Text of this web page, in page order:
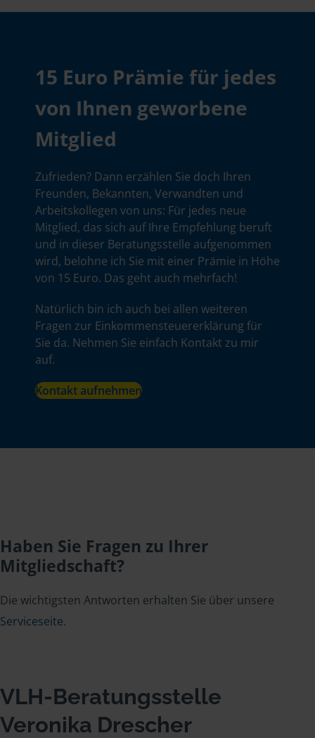
15 Euro Prämie für jedes
von Ihnen geworbene
Mitglied
Zufrieden? Dann erzählen Sie doch Ihren
Freunden, Bekannten, Verwandten und
Arbeitskollegen von uns: Für jedes neue
Mitglied, das sich auf Ihre Empfehlung beruft
und in dieser Beratungsstelle aufgenommen
wird, belohne ich Sie mit einer Prämie in Höhe
von 15 Euro. Das geht auch mehrfach!
Natürlich bin ich auch bei allen weiteren
Fragen zur Einkommensteuererklärung für
Sie da. Nehmen Sie einfach Kontakt zu mir
auf.
Kontakt aufnehmen
Haben Sie Fragen zu Ihrer
Mitgliedschaft?
Die wichtigsten Antworten erhalten Sie über unsere
Serviceseite.
VLH-Beratungsstelle
Veronika Drescher